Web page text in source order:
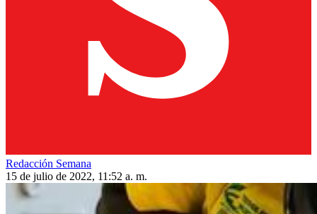
Redacción Semana
15 de julio de 2022, 11:52 a. m.